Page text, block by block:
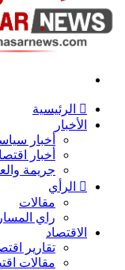
الرئيسية
الأخبار
أخبار
أخبار
جريمة
الرأي
مقالات
راي المسار
الاقتصاد
تقارير
مقالات